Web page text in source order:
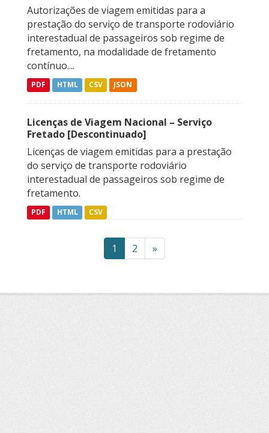
Autorizações de viagem emitidas para a
prestação do serviço de transporte rodoviário
interestadual de passageiros sob regime de
fretamento, na modalidade de fretamento
contínuo....
PDF HTML CSV JSON
Licenças de Viagem Nacional – Serviço
Fretado [Descontinuado]
Licenças de viagem emitidas para a prestação
do serviço de transporte rodoviário
interestadual de passageiros sob regime de
fretamento.
PDF HTML CSV
1 2 »